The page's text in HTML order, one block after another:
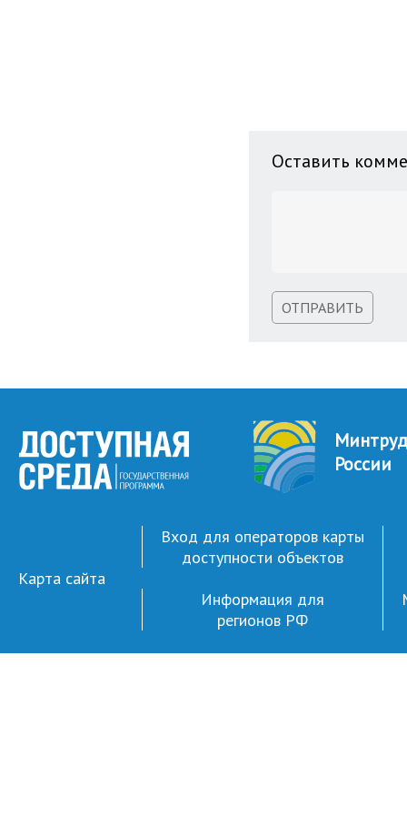
Оставить
ОТПРАВИТЬ
Минтруд
России
Карта сайта
Вход для операторов карты
доступности объектов
Информация для
регионов РФ